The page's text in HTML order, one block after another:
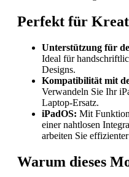
Perfekt für
Unterstützung für
Ideal für
Designs.
Kompatibilität mit
Verwandeln Sie Ihr
Laptop-Ersatz.
iPadOS: Mit
einer nahtlosen
arbeiten Sie
Warum dieses